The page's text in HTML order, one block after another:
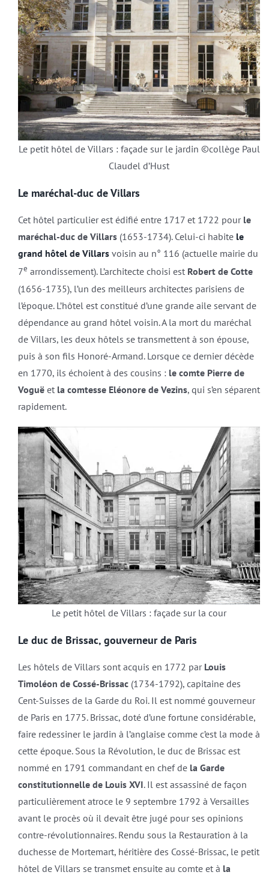
Le petit hôtel de Villars : façade sur le jardin ©collège Paul
Claudel d’Hust
Le maréchal-duc de Villars
Cet hôtel particulier est édifié entre 1717 et 1722 pour le
maréchal-duc de Villars(1653-1734). Celui-ci habite le
grand hôtel de Villarsvoisin au n° 116 (actuelle mairie du
7e arrondissement). L’architecte choisi est Robert de Cotte
(1656-1735), l’un des meilleurs architectes parisiens de
l’époque. L’hôtel est constitué d’une grande aile servant de
dépendance au grand hôtel voisin. A la mort du maréchal
de Villars, les deux hôtels se transmettent à son épouse,
puis à son fils Honoré-Armand. Lorsque ce dernier décède
en 1770, ils échoient à des cousins : le comte Pierre de
Voguëet la comtesse Eléonore de Vezins, qui s’en séparent
rapidement.
Le petit hôtel de Villars : façade sur la cour
Le duc de Brissac, gouverneur de Paris
Les hôtels de Villars sont acquis en 1772 par Louis
Timoléon de Cossé-Brissac(1734-1792), capitaine des
Cent-Suisses de la Garde du Roi. Il est nommé gouverneur
de Paris en 1775. Brissac, doté d’une fortune considérable,
faire redessiner le jardin à l’anglaise comme c’est la mode à
cette époque. Sous la Révolution, le duc de Brissac est
nommé en 1791 commandant en chef de la Garde
constitutionnelle de Louis XVI. Il est assassiné de façon
particulièrement atroce le 9 septembre 1792 à Versailles
avant le procès où il devait être jugé pour ses opinions
contre-révolutionnaires. Rendu sous la Restauration à la
duchesse de Mortemart, héritière des Cossé-Brissac, le petit
hôtel de Villars se transmet ensuite au comte et à la